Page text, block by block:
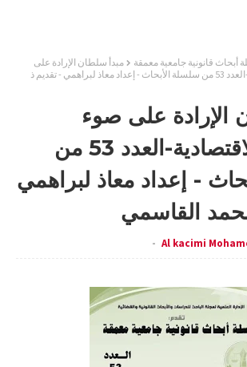
أبحاث قانونية جامعية معمقة
مبدأ سلطان الإرادة على
صوء التحولات الاقتصادية-العدد 53 من سلسلة الأبحاث - إعداد معاذ لبراهمي - تقديم ذ
الإرادة على صوء
التحولات الاقتصادية-العدد 53 من
- إعداد معاذ لبراهمي
القاسمي